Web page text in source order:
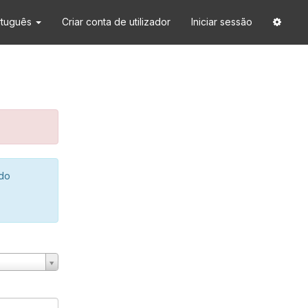
Criar conta de utilizador Iniciar sessão